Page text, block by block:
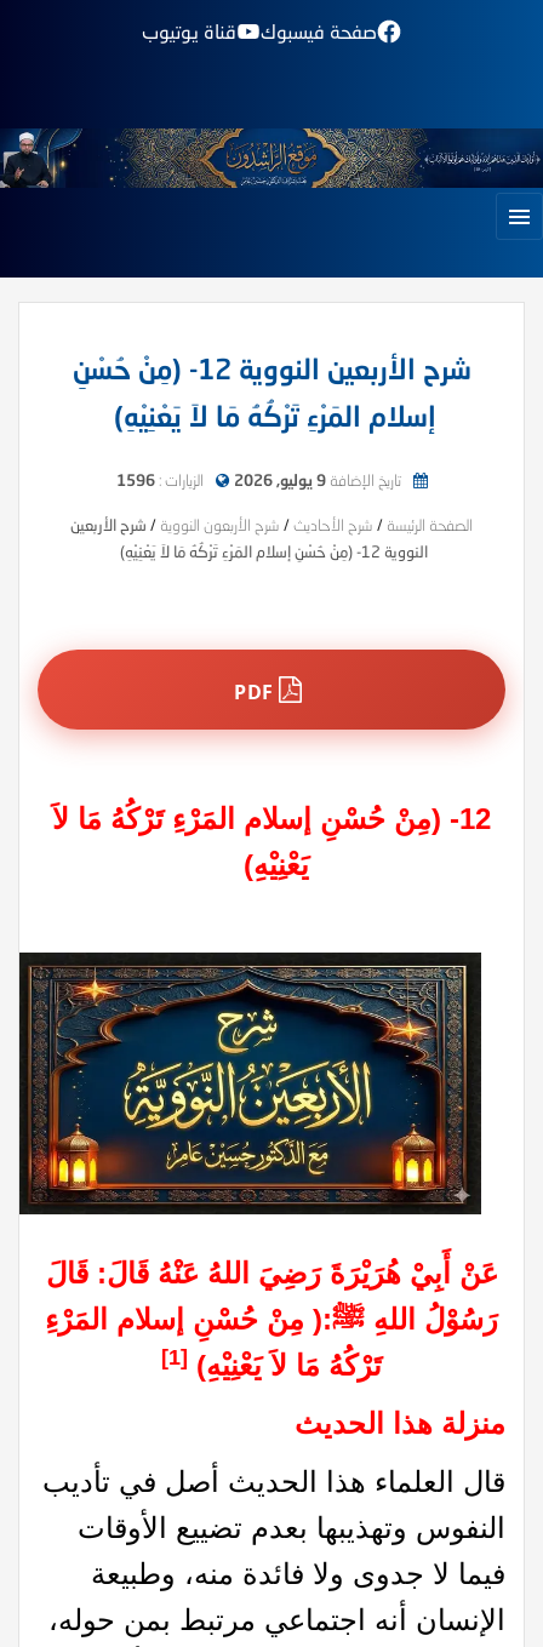
صفحة فيسبوك قناة يوتيوب
شرح الأربعين النووية 12- (مِنْ حُسْنِ
إسلام المَرْءِ تَرْكُهُ مَا لاَ يَعْنِيْهِ)
تاريخ الإضافة9 يوليو, 2026 الزيارات :1596
الصفحة الرئيسة / شرح الأحاديث/ شرح الأربعون النووية / شرح الأربعين
النووية 12- (مِنْ حُسْنِ إسلام المَرْءِ تَرْكُهُ مَا لاَ يَعْنِيْهِ)
12- (مِنْ حُسْنِ إسلام المَرْءِ تَرْكُهُ مَا لاَ
يَعْنِيْهِ)
عَنْ أَبِيْ هُرَيْرَةَ رَضِيَ اللهُ عَنْهُ قَالَ: قَالَ
رَسُوْلُ اللهِ ﷺ:( مِنْ حُسْنِ إسلام المَرْءِ
تَرْكُهُ مَا لاَ يَعْنِيْهِ) [1]
منزلة هذا الحديث
قال العلماء هذا الحديث أصل في تأديب
النفوس وتهذيبها بعدم تضييع الأوقات
فيما لا جدوى ولا فائدة منه، وطبيعة
الإنسان أنه اجتماعي مرتبط بمن حوله،